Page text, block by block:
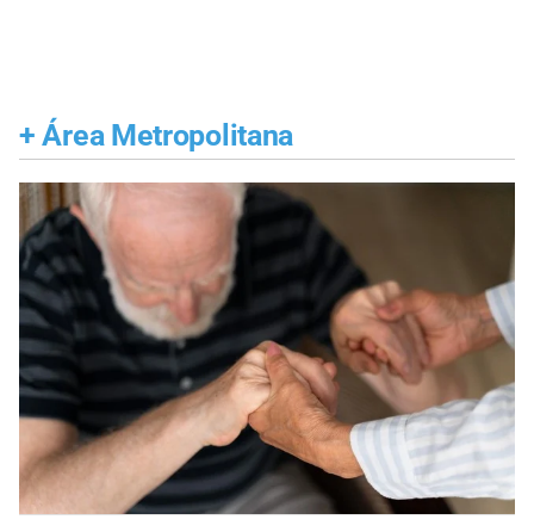
+ Área Metropolitana